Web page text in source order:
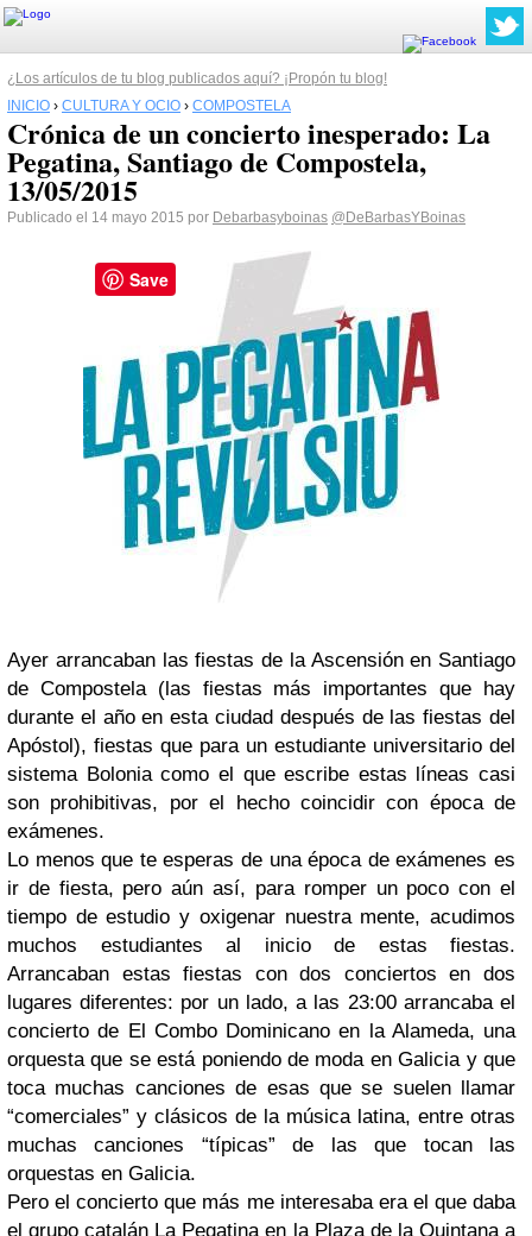
¿Los artículos de tu blog publicados aquí? ¡Propón tu blog!
INICIO › CULTURA Y OCIO › COMPOSTELA
Crónica de un concierto inesperado: La
Pegatina, Santiago de Compostela,
13/05/2015
Publicado el 14 mayo 2015 por Debarbasyboinas @DeBarbasYBoinas
Ayer arrancaban las fiestas de la Ascensión en Santiago
de Compostela (las fiestas más importantes que hay
durante el año en esta ciudad después de las fiestas del
Apóstol), fiestas que para un estudiante universitario del
sistema Bolonia como el que escribe estas líneas casi
son prohibitivas, por el hecho coincidir con época de
exámenes.
Lo menos que te esperas de una época de exámenes es
ir de fiesta, pero aún así, para romper un poco con el
tiempo de estudio y oxigenar nuestra mente, acudimos
muchos estudiantes al inicio de estas fiestas.
Arrancaban estas fiestas con dos conciertos en dos
lugares diferentes: por un lado, a las 23:00 arrancaba el
concierto de El Combo Dominicano en la Alameda, una
orquesta que se está poniendo de moda en Galicia y que
toca muchas canciones de esas que se suelen llamar
“comerciales” y clásicos de la música latina, entre otras
muchas canciones “típicas” de las que tocan las
orquestas en Galicia.
Pero el concierto que más me interesaba era el que daba
el grupo catalán La Pegatina en la Plaza de la Quintana a
Save